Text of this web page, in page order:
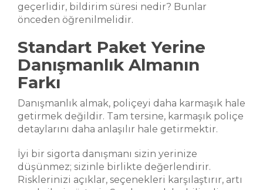
geçerlidir, bildirim süresi nedir? Bunlar
önceden öğrenilmelidir.
Standart Paket Yerine
Danışmanlık Almanın
Farkı
Danışmanlık almak, poliçeyi daha karmaşık hale
getirmek değildir. Tam tersine, karmaşık poliçe
detaylarını daha anlaşılır hale getirmektir.
İyi bir sigorta danışmanı sizin yerinize
düşünmez; sizinle birlikte değerlendirir.
Risklerinizi açıklar, seçenekleri karşılaştırır, artı